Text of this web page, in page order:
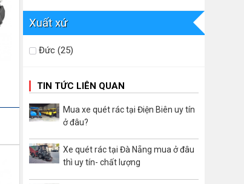
Xuất xứ
Đức (25)
TIN TỨC LIÊN QUAN
Mua xe quét rác tại Điện Biên uy tín
ở đâu?
Xe quét rác tại Đà Nẵng mua ở đâu
thì uy tín- chất lượng